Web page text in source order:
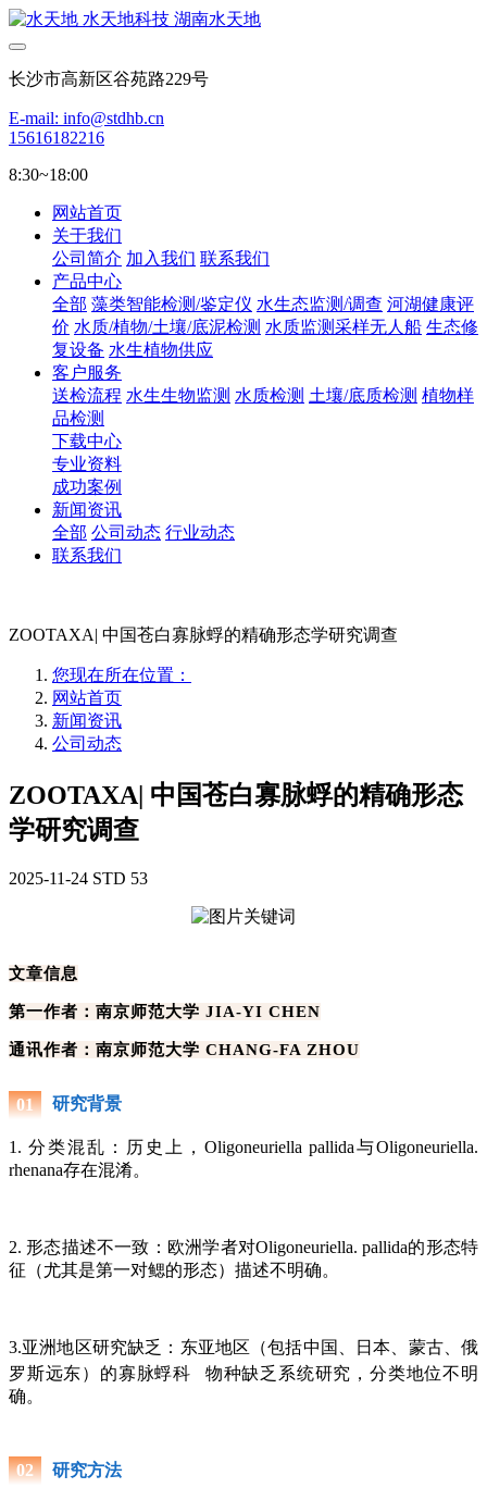
长沙市高新区谷苑路229号
E-mail: info@stdhb.cn
15616182216
8:30~18:00
网站首页
关于我们
公司简介 加入我们 联系我们
产品中心
全部 藻类智能检测/鉴定仪 水生态监测/调查 河湖健康评
价 水质/植物/土壤/底泥检测 水质监测采样无人船 生态修
复设备 水生植物供应
客户服务
送检流程 水生生物监测 水质检测 土壤/底质检测 植物样
品检测
下载中心
专业资料
成功案例
新闻资讯
全部 公司动态 行业动态
联系我们
ZOOTAXA| 中国苍白寡脉蜉的精确形态学研究调查
您现在所在位置：
网站首页
新闻资讯
公司动态
ZOOTAXA| 中国苍白寡脉蜉的精确形态
学研究调查
2025-11-24 STD 53
文章信息
第一作者：南京师范大学 JIA-YI CHEN
通讯作者：南京师范大学 CHANG-FA ZHOU
01 研究背景
1. 分类混乱：历史上，Oligoneuriella pallida与Oligoneuriella.
rhenana存在混淆。
2. 形态描述不一致：欧洲学者对Oligoneuriella. pallida的形态特
征（尤其是第一对鳃的形态）描述不明确。
3.亚洲地区研究缺乏：东亚地区（包括中国、日本、蒙古、俄
罗斯远东）的寡脉蜉科
物种缺乏系统研究，分类地位不明
确。
02 研究方法